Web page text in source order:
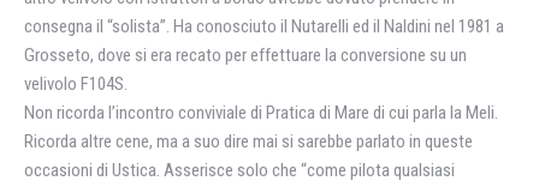
consegna il “solista”. Ha conosciuto il Nutarelli ed il Naldini nel 1981 a
Grosseto, dove si era recato per effettuare la conversione su un
velivolo F104S.
Non ricorda l’incontro conviviale di Pratica di Mare di cui parla la Meli.
Ricorda altre cene, ma a suo dire mai si sarebbe parlato in queste
occasioni di Ustica. Asserisce solo che “come pilota qualsiasi